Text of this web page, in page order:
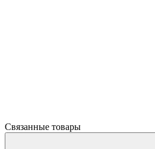
Связанные товары